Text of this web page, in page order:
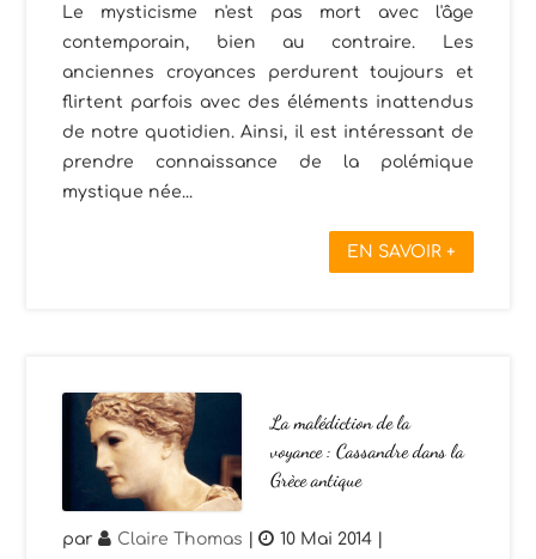
Le mysticisme n'est pas mort avec l'âge
contemporain, bien au contraire. Les
anciennes croyances perdurent toujours et
flirtent parfois avec des éléments inattendus
de notre quotidien. Ainsi, il est intéressant de
prendre connaissance de la polémique
mystique née...
EN SAVOIR +
La malédiction de la
voyance : Cassandre dans la
Grèce antique
par Claire Thomas | 10 Mai 2014